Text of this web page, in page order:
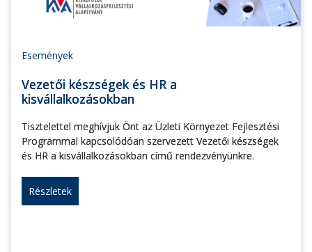
Események
Vezetői készségek és HR a
kisvállalkozásokban
Tisztelettel meghívjuk Önt az Üzleti Környezet Fejlesztési
Programmal kapcsolódóan szervezett Vezetői készségek
és HR a kisvállalkozásokban című rendezvényünkre.
Részletek